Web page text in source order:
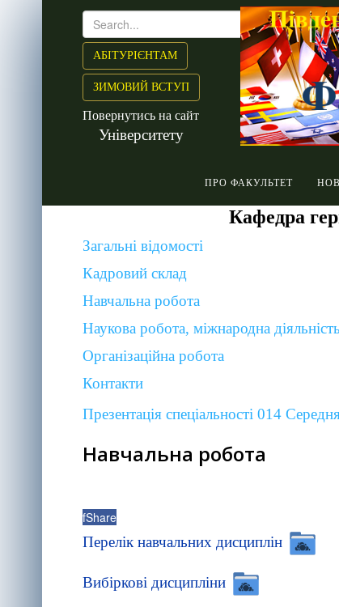
АБІТУРІЄНТАМ
ЗИМОВИЙ ВСТУП
Повернутись на сайт
Університету
ПРО ФАКУЛЬТЕТ
Кафедра
Загальні відомості
Кадровий склад
Навчальна робота
Наукова робота, міжнародна діяльність
Організаційна робота
Контакти
Презентація спеціальності 014
Навчальна робота
fShare
Перелік навчальних дисциплін
Вибіркові дисципліни